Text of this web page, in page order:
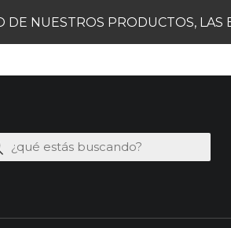
NUESTROS PRODUCTOS, LAS